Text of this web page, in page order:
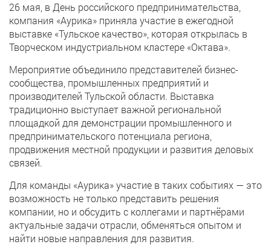
26 мая, в День российского предпринимательства,
компания «Аурика» приняла участие в ежегодной
выставке «Тульское качество», которая открылась в
Творческом индустриальном кластере «Октава».
Мероприятие объединило представителей бизнес-
сообщества, промышленных предприятий и
производителей Тульской области. Выставка
традиционно выступает важной региональной
площадкой для демонстрации промышленного и
предпринимательского потенциала региона,
продвижения местной продукции и развития деловых
связей.
Для команды «Аурика» участие в таких событиях — это
возможность не только представить решения
компании, но и обсудить с коллегами и партнёрами
актуальные задачи отрасли, обменяться опытом и
найти новые направления для развития.